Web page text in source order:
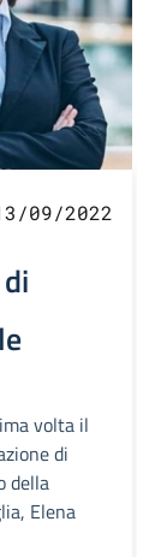
09/2022
volta il
di
della
Elena